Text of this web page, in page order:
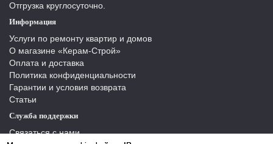
Отгрузка круглосуточно.
Информация
Услуги по ремонту квартир и домов
О магазине «Керам-Строй»
Оплата и доставка
Политика конфиденциальности
Гарантии и условия возврата
Статьи
Служба поддержки
Связаться с нами